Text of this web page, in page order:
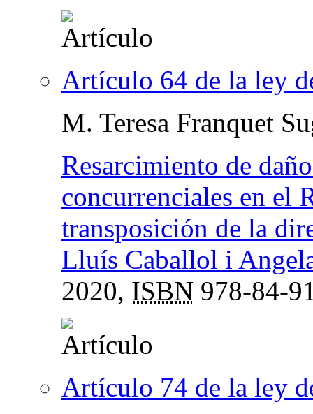
Artículo 64 de la ley
M. Teresa Franquet
Resarcimiento de
concurrenciales en el
transposición de la
Lluís Caballol i
2020, ISBN 978-84-
Artículo 74 de la ley